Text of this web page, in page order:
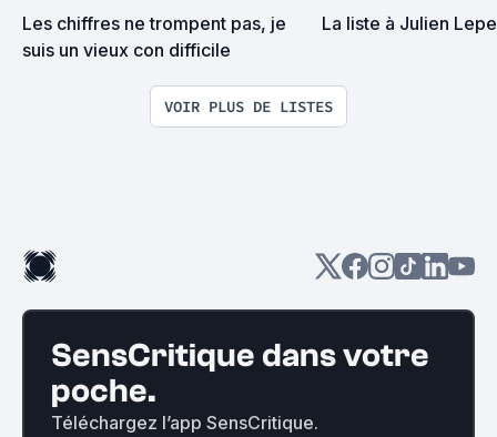
Les chiffres ne trompent pas, je
suis un vieux con difficile
La liste à Julien
VOIR PLUS DE LISTES
SensCritique dans votre
poche.
Téléchargez l’app SensCritique.